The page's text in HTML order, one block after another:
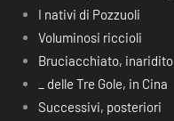
I nativi di Pozzuoli
Voluminosi riccioli
Bruciacchiato, inaridito
_ delle Tre Gole, in Cina
Successivi, posteriori